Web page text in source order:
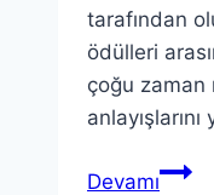
tarafından
ödülleri
çoğu zaman
DevamıNobel